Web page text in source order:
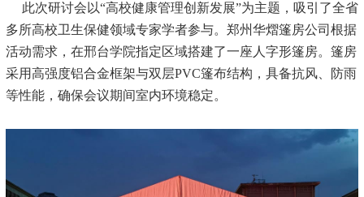
此次研讨会以“高校健康管理创新发展”为主题，吸引了全省
多所高校卫生保健领域专家学者参与。郑州华熠篷房公司根据
活动需求，在邢台学院指定区域搭建了一座人字形篷房。篷房
采用高强度铝合金框架与双层PVC篷布结构，具备抗风、防雨
等性能，确保会议期间室内环境稳定。